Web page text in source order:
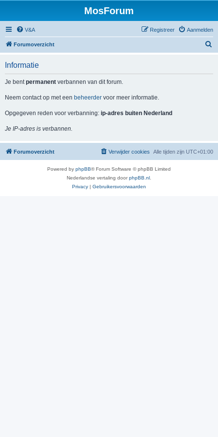
MosForum
V&A Aanmelden
Registreer
Forumoverzicht
Informatie
Je bentpermanent verbannen van dit forum.
Neem contact op met een beheerder voor meer informatie.
Opgegeven reden voor verbanning: ip-adres buiten Nederland
Je IP-adres is verbannen.
Forumoverzicht Alle tijden zijn UTC+01:00
Verwijder cookies
Powered by phpBB® Forum Software © phpBB Limited
Nederlandse vertaling doorphpBB.nl
Privacy | Gebruikersvoorwaarden